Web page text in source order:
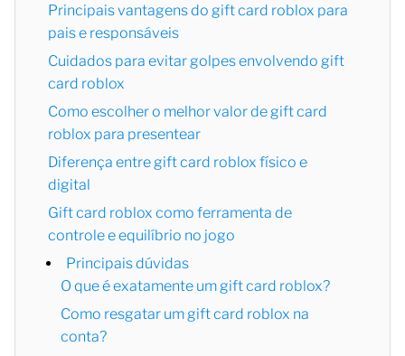
Principais vantagens do gift card roblox para
pais e responsáveis
Cuidados para evitar golpes envolvendo gift
card roblox
Como escolher o melhor valor de gift card
roblox para presentear
Diferença entre gift card roblox físico e
digital
Gift card roblox como ferramenta de
controle e equilíbrio no jogo
Principais dúvidas
O que é exatamente um gift card roblox?
Como resgatar um gift card roblox na
conta?